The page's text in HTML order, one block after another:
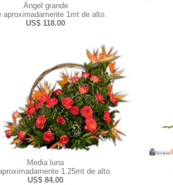
Ángel grande
aproximadamente 1mt de alto.
US$ 118.00
Media luna
1.25mt de alto.
US$ 84.00